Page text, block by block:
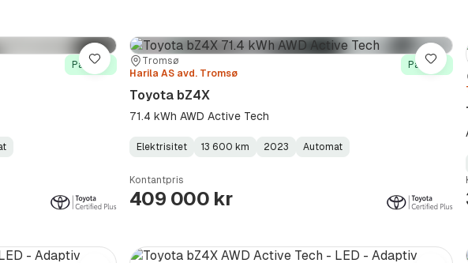
På lager
Lagre Sted:Tromsø
Forhandler:
Harila AS avd. Tromsø
På lager
Toyota bZ4X
71.4 kWh AWD Active Tech
Fuel
Elektrisitet
Kilometerstand:
13 600 km
Model
2023
Gearbox
Automat
Kontantpris
409 000 kr
Lagre